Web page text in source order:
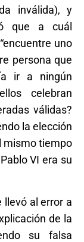
inválida), y
que a cuál
uno
persona que
ir a ningún
celebran
válidas?
la elección
mismo tiempo
VI era su
llevó al error a
de la
su falsa